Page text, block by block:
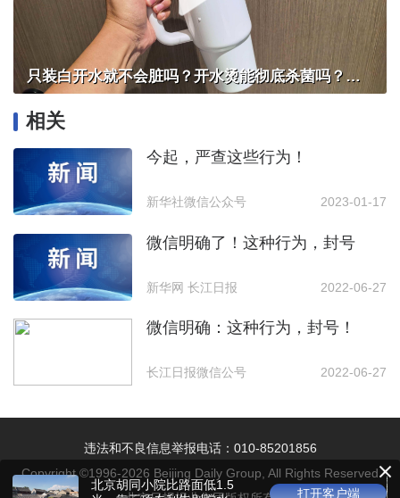
只装白开水就不会脏吗？开水烫能彻底杀菌吗？感控专家详解“吸管杯”藏菌真相｜都视频·热观察
相关
今起，严查这些行为！
新华社微信公众号 2023-01-17
微信明确了！这种行为，封号
新华网 长江日报 2022-06-27
微信明确：这种行为，封号！
长江日报微信公号 2022-06-27
违法和不良信息举报电话：010-85201856
Copyright ©1996-2026 Beijing Daily Group, All Rights Reserved
北京胡同小院比路面低1.5
打开客户端